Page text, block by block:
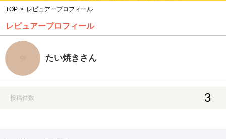
TOP > レビュアープロフィール
レビュアープロフィール
たい焼きさん
投稿件数 3